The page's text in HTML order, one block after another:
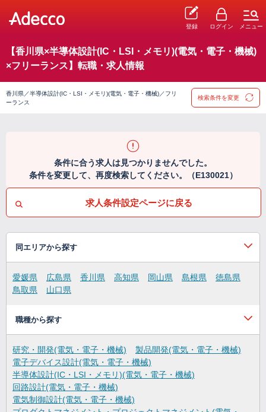
登録 ログイン メニュー
【香川県×半導体設計(IC・LSI・メモリ)(電気・電子・機械)
×フリーランス】転職・求人情報
香川県／半導体設計(IC・LSI・メモリ)(電気・電子・機械)／フリ
ーランス
検索条件を変更
条件に合う求人は見つかりませんでした。
条件を変更して、再度検索してください。（E130021）
求人条件設定ページに戻る
同エリアから探す
愛媛県 広島県 香川県 高知県 岡山県 島根県
徳島県
鳥取県
山口県
職種から探す
研究・開発(電気・電子・機械)
製品開発(電気・電子・機械)
電子デバイス設計(電気・電子・機械)
半導体設計(IC・LSI・メモリ)(電気・電子・機械)
回路設計(電気・電子・機械)
電気制御設計(電気・電子・機械)